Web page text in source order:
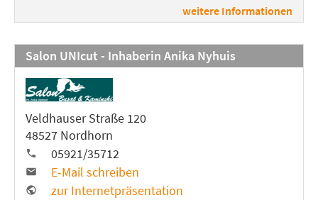
weitere Informationen
Salon UNIcut - Inhaberin Anika Nyhuis
Veldhauser Straße 120
48527 Nordhorn
05921/35712
E-Mail schreiben
zur Internetpräsentation